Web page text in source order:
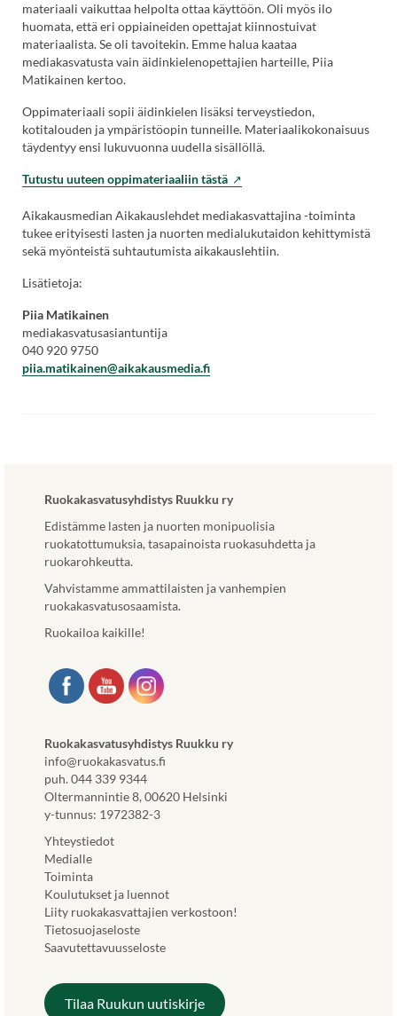
materiaali vaikuttaa helpolta ottaa käyttöön. Oli myös ilo
huomata, että eri oppiaineiden opettajat kiinnostuivat
materiaalista. Se oli tavoitekin. Emme halua kaataa
mediakasvatusta vain äidinkielenopettajien harteille, Piia
Matikainen kertoo.
Oppimateriaali sopii äidinkielen lisäksi terveystiedon,
kotitalouden ja ympäristöopin tunneille. Materiaalikokonaisuus
täydentyy ensi lukuvuonna uudella sisällöllä.
Tutustu uuteen oppimateriaaliin tästä(Vieraile
sivustolla.
Linkki
avautuu
Aikakausmedian Aikakauslehdet mediakasvattajina -toiminta
tukee erityisesti lasten ja nuorten medialukutaidon kehittymistä
sekä myönteistä suhtautumista aikakauslehtiin.
Lisätietoja:
Piia Matikainen
mediakasvatusasiantuntija
040 920 9750
piia.matikainen@aikakausmedia.fi
Ruokakasvatusyhdistys Ruukku ry
Edistämme lasten ja nuorten monipuolisia
ruokatottumuksia, tasapainoista ruokasuhdetta ja
ruokarohkeutta.
Vahvistamme ammattilaisten ja vanhempien
ruokakasvatusosaamista.
Ruokailoa kaikille!
Ruokakasvatusyhdistys Ruukku ry
info@ruokakasvatus.fi
puh. 044 339 9344
Oltermannintie 8, 00620 Helsinki
y-tunnus: 1972382-3
Yhteystiedot
Medialle
Toiminta
Koulutukset ja luennot
Liity ruokakasvattajien verkostoon!
Tietosuojaseloste
Saavutettavuusseloste
Tilaa Ruukun uutiskirje